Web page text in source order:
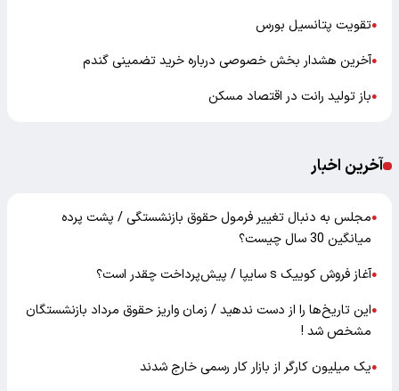
●تقویت پتانسیل بورس
●آخرین هشدار بخش خصوصی درباره خرید تضمینی گندم
●باز تولید رانت در اقتصاد مسکن
آخرین اخبار
●مجلس به دنبال تغییر فرمول حقوق بازنشستگی / پشت پرده
میانگین 30 سال چیست؟
●آغاز فروش کوییک s سایپا / پیش‌پرداخت چقدر است؟
●این تاریخ‌ها را از دست ندهید / زمان واریز حقوق مرداد بازنشستگان
مشخص شد !
●یک میلیون کارگر از بازار کار رسمی خارج شدند